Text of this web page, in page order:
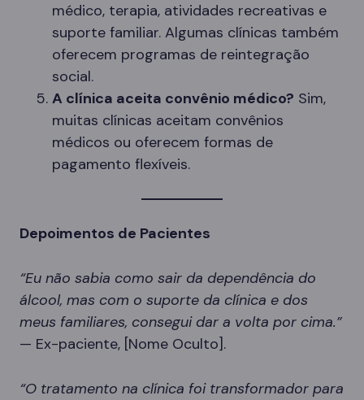
médico, terapia, atividades recreativas e
suporte familiar. Algumas clínicas também
oferecem programas de reintegração
social.
A clínica aceita convênio médico? Sim,
muitas clínicas aceitam convênios
médicos ou oferecem formas de
pagamento flexíveis.
Depoimentos de Pacientes
“Eu não sabia como sair da dependência do
álcool, mas com o suporte da clínica e dos
meus familiares, consegui dar a volta por cima.”
— Ex-paciente, [Nome Oculto].
“O tratamento na clínica foi transformador para